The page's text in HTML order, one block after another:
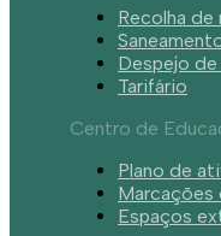
Recolha de
Despejo
Tarifário
Centro de
Plano de
Marcações
Espaços